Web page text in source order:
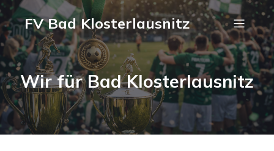
FV Bad Klosterlausnitz
Wir für Bad Klosterlausnitz